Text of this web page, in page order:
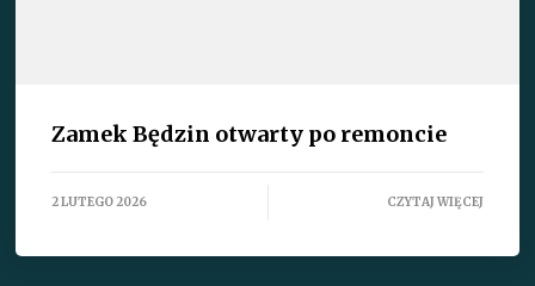
Zamek Będzin otwarty po remoncie
2 LUTEGO 2026 CZYTAJ WIĘCEJ